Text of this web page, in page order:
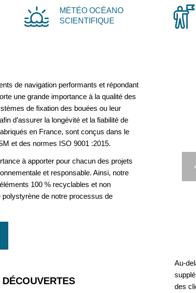
MÉTÉO OCÉANO
SCIENTIFIQUE
de navigation performants et répondant
une grande importance à la qualité des
de fixation des bouées ou leur
d’assurer la longévité et la fiabilité de
en France, sont conçus dans le
et des normes ISO 9001 :2015.
à apporter pour chacun des projets
et responsable. Ainsi, notre
100 % recyclables et non
de notre processus de
Précédent
Au-
des